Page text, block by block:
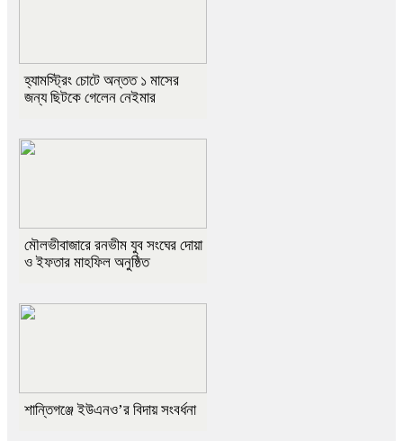
হ্যামস্ট্রিং চোটে অন্তত ১ মাসের
জন্য ছিটকে গেলেন নেইমার
মৌলভীবাজারে রনভীম যুব সংঘের দোয়া
ও ইফতার মাহফিল অনুষ্ঠিত
শান্তিগঞ্জে ইউএনও’র বিদায় সংবর্ধনা